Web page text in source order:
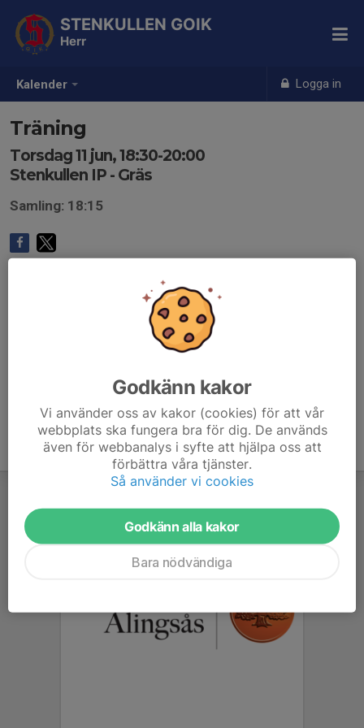
Kalender Logga in
STENKULLEN GOIK
Herr
Träning
Torsdag 11 jun, 18:30-20:00
Stenkullen IP - Gräs
Samling: 18:15
Godkänn kakor
Vi använder oss av kakor (cookies) för att vår
webbplats ska fungera bra för dig. De används
även för webbanalys i syfte att hjälpa oss att
förbättra våra tjänster.
Så använder vi cookies
Godkänn alla kakor
Bara nödvändiga